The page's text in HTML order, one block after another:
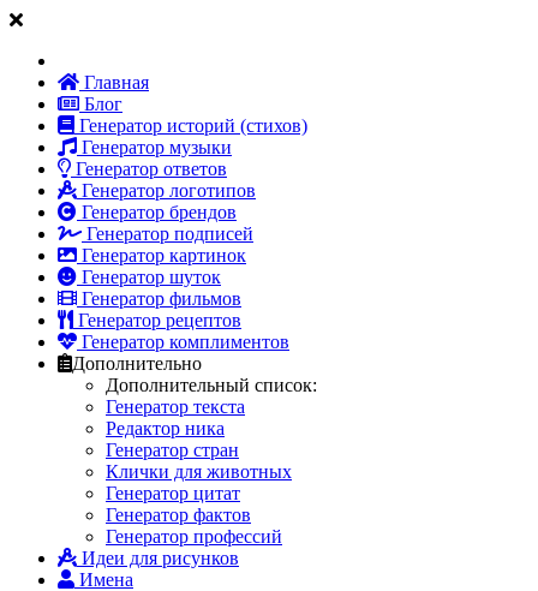
Главная
Блог
Генератор историй (стихов)
Генератор музыки
Генератор ответов
Генератор логотипов
Генератор брендов
Генератор подписей
Генератор картинок
Генератор шуток
Генератор фильмов
Генератор рецептов
Генератор комплиментов
Дополнительно
Дополнительный список:
Генератор текста
Редактор ника
Генератор стран
Клички для животных
Генератор цитат
Генератор фактов
Генератор профессий
Идеи для рисунков
Имена